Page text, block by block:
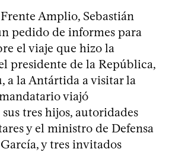
Amplio, Sebastián
pedido de informes para
el viaje que hizo la
presidente de la República,
a la Antártida a visitar la
viajó
tres hijos, autoridades
y el ministro de Defensa
y tres invitados